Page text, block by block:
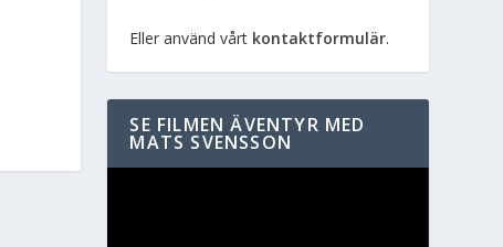
Eller använd vårt kontaktformulär.
SE FILMEN ÄVENTYR MED
MATS SVENSSON